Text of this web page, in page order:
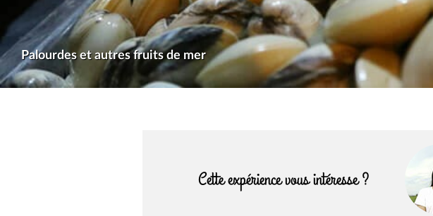
Palourdes et autres fruits de mer
Cette expérience vous intéresse ?